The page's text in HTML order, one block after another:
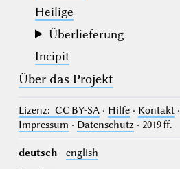
Heilige
Überlieferung
Incipit
Über das Projekt
Lizenz: CC BY-SA· Hilfe· Kontakt·
Impressum · Datenschutz· 2019 ff.
deutsch
english